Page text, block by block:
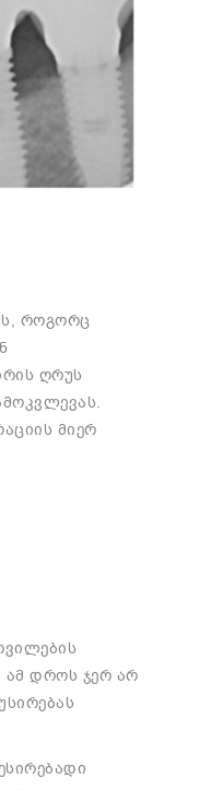
, როგორც
ღრუს
.
მიერ
ამ დროს ჯერ არ